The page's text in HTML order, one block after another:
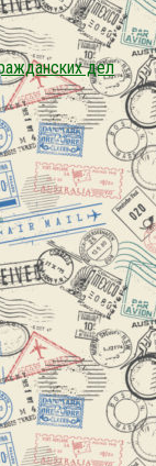
дел